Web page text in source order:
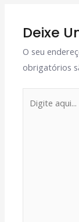
Deixe
O seu
obrigatórios
aqui...